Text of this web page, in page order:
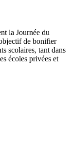
la Journée du
de bonifier
scolaires, tant dans
écoles privées et